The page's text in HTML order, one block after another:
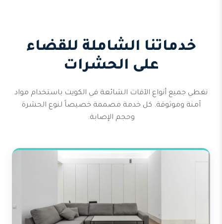
خدماتنا الشاملة للقضاء
على الحشرات
نغطي جميع أنواع الآفات الشائعة في الكويت باستخدام مواد
آمنة وموثوقة. كل خدمة مصممة خصيصاً لنوع الحشرة
وحجم الإصابة.